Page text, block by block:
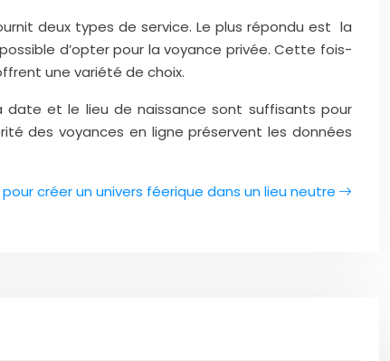
deux types de service. Le plus répondu est la
d’opter pour la voyance privée. Cette fois-
une variété de choix.
date et le lieu de naissance sont suffisants pour
des voyances en ligne préservent les données
créer un univers féerique dans un lieu neutre